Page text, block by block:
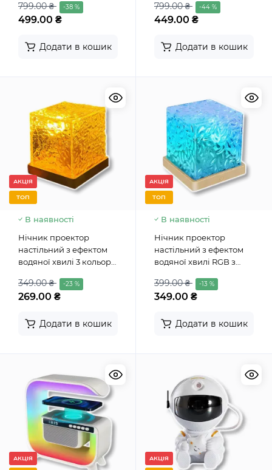
Nightlight
799.00 ₴ -38 %
499.00 ₴
Додати в кошик
799.00 ₴ -44 %
449.00 ₴
Додати в кошик
АКЦІЯ
ТОП
В наявності
Нічник проектор
настільний з ефектом
водяної хвилі 3 кольори
Pattern Light
349.00 ₴ -23 %
269.00 ₴
Додати в кошик
АКЦІЯ
ТОП
В наявності
Нічник проектор
настільний з ефектом
водяної хвилі RGB з
Pattern Light
399.00 ₴ -13 %
349.00 ₴
Додати в кошик
АКЦІЯ АКЦІЯ